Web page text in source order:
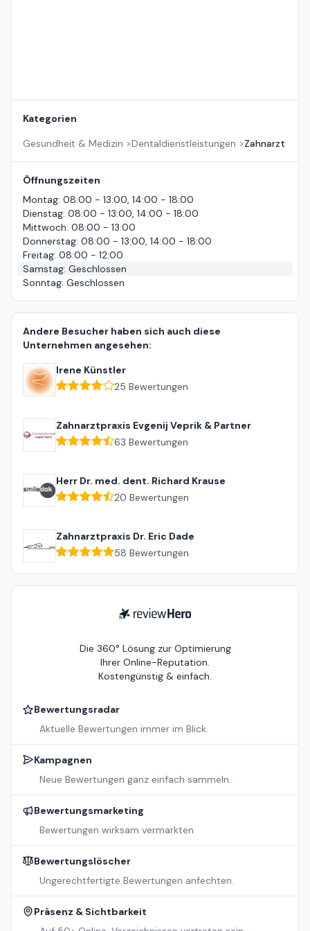
Kategorien
Gesundheit & Medizin >Dentaldienstleistungen >Zahnarzt
Öffnungszeiten
Montag: 08:00 - 13:00, 14:00 - 18:00
Dienstag: 08:00 - 13:00, 14:00 - 18:00
Mittwoch: 08:00 - 13:00
Donnerstag: 08:00 - 13:00, 14:00 - 18:00
Freitag: 08:00 - 12:00
Samstag: Geschlossen
Sonntag: Geschlossen
Andere Besucher haben sich auch diese
Unternehmen angesehen:
Irene Künstler
25 Bewertungen
Zahnarztpraxis Evgenij Veprik & Partner
63 Bewertungen
Herr Dr. med. dent. Richard Krause
20 Bewertungen
Zahnarztpraxis Dr. Eric Dade
58 Bewertungen
ReviewHero
Die 360° Lösung zur Optimierung
Ihrer Online-Reputation.
Kostengünstig & einfach.
Bewertungsradar
Aktuelle Bewertungen immer im Blick.
Kampagnen
Neue Bewertungen ganz einfach sammeln.
Bewertungsmarketing
Bewertungen wirksam vermarkten.
Bewertungslöscher
Ungerechtfertigte Bewertungen anfechten.
Präsenz & Sichtbarkeit